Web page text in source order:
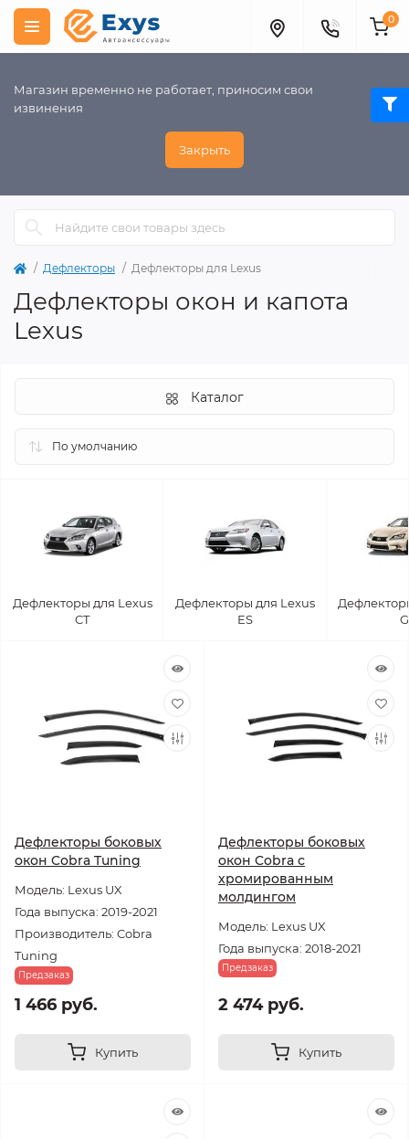
Магазин временно не работает, приносим свои
извинения
Закрыть
0
Дефлекторы Дефлекторы для Lexus
Дефлекторы окон и капота
Lexus
Каталог
Дефлекторы для Lexus
CT
Дефлекторы для Lexus
ES
Дефлекторы боковых
окон Cobra Tuning
Модель: Lexus UX
Года выпуска: 2019-2021
Производитель: Cobra
Tuning
Предзаказ
1 466 руб.
Купить
Дефлекторы боковых
окон Cobra с
хромированным
молдингом
Модель: Lexus UX
Года выпуска: 2018-2021
Предзаказ
2 474 руб.
Купить